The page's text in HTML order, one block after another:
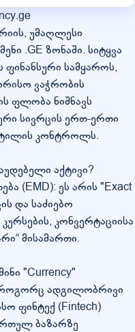
უმაღლესი
.GE ზონაში. სიტყვა
ფინანსური სამყაროს,
ვაჭრობის
ფლობა ნიშნავს
სივრცის ერთ-ერთი
კონტროლს.
აქტივი?
(EMD): ეს არის "Exact
და საძიებო
კონვერტაციისა
მისამართი.
"Currency"
ადგილობრივი
ფინტექ (Fintech)
ბაზარზე